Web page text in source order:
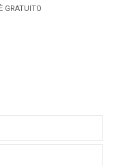
GRATUITO